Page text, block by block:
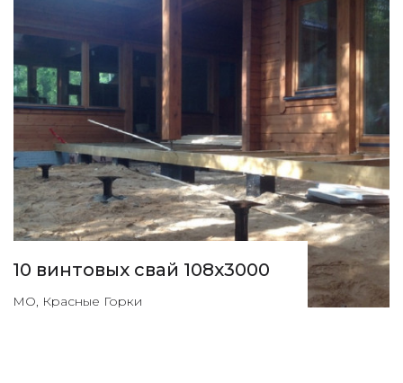
10 винтовых свай 108х3000
МО, Красные Горки